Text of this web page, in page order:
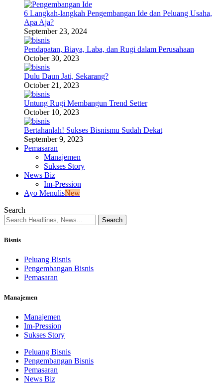
6 Langkah-langkah Pengembangan Ide dan Peluang Usaha,
Apa Aja?
September 23, 2024
Pendapatan, Biaya, Laba, dan Rugi dalam Perusahaan
October 30, 2023
Dulu Daun Jati, Sekarang?
October 21, 2023
Untung Rugi Membangun Trend Setter
October 10, 2023
Bertahanlah! Sukses Bisnismu Sudah Dekat
September 9, 2023
Pemasaran
Manajemen
Sukses Story
News Biz
Im-Pression
Ayo MenulisNew
Search
Bisnis
Peluang Bisnis
Pengembangan Bisnis
Pemasaran
Manajemen
Manajemen
Im-Pression
Sukses Story
Peluang Bisnis
Pengembangan Bisnis
Pemasaran
News Biz